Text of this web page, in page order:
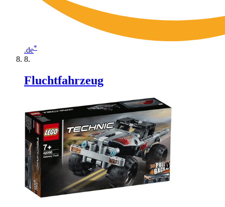
.de*
Fluchtfahrzeug